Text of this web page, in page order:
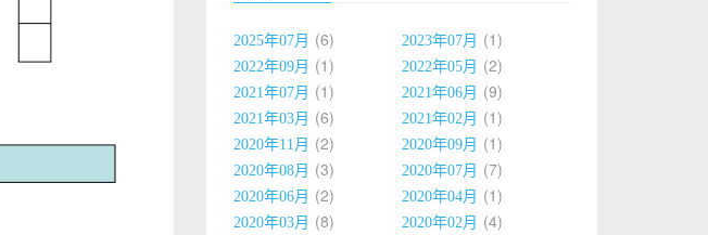
2025年07月 6 2023年07月 1
2022年09月 1 2022年05月 2
2021年07月 1 2021年06月 9
2021年03月 6 2021年02月 1
2020年11月 2 2020年09月 1
2020年08月 3 2020年07月 7
2020年06月 2 2020年04月 1
2020年03月 8 2020年02月 4